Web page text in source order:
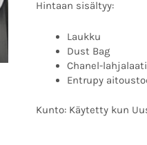
Hintaan sisältyy:
Laukku
Dust Bag
Chanel-
Entrupy
Kunto: Käytetty kun